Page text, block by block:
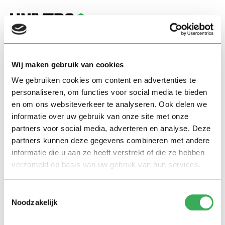
Wij maken gebruik van cookies
We gebruiken cookies om content en advertenties te
personaliseren, om functies voor social media te bieden
en om ons websiteverkeer te analyseren. Ook delen we
informatie over uw gebruik van onze site met onze
partners voor social media, adverteren en analyse. Deze
partners kunnen deze gegevens combineren met andere
informatie die u aan ze heeft verstrekt of die ze hebben
verzameld op basis van uw gebruik van hun services.
Noodzakelijk
EN
International
‘Dutch only’: international
students have difficulty finding
a room
07 september 2017